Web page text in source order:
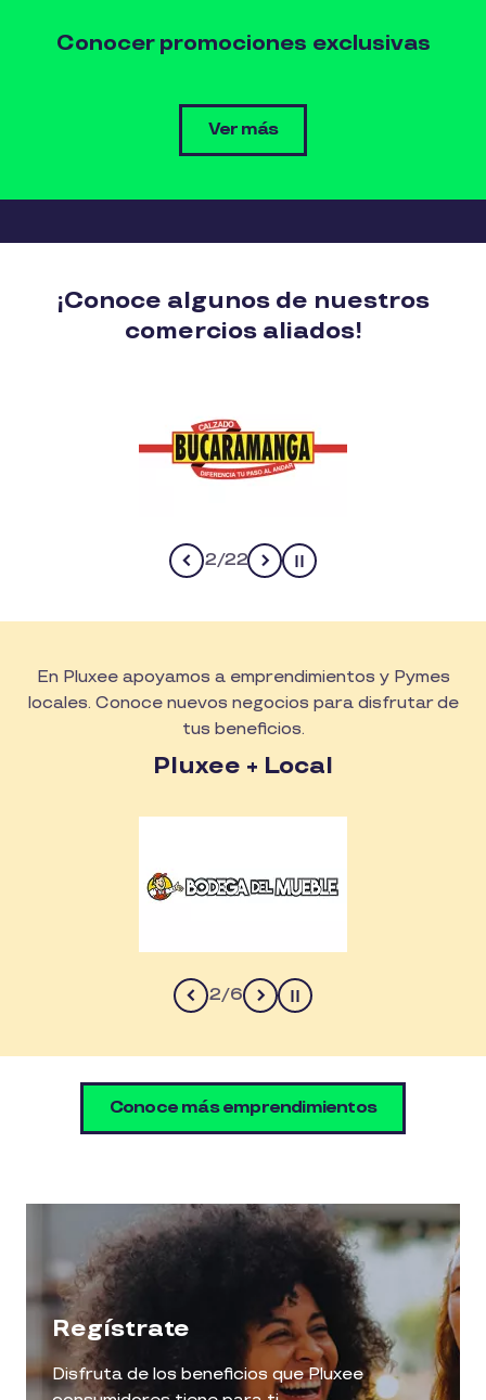
Conocer promociones exclusivas
Ver más
¡Conoce algunos de nuestros
comercios aliados!
2/22
En Pluxee apoyamos a emprendimientos y Pymes
locales. Conoce nuevos negocios para disfrutar de
tus beneficios.
Pluxee + Local
2/6
Conoce más emprendimientos
Regístrate
Disfruta de los beneficios que Pluxee